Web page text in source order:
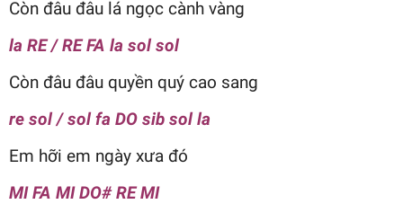
Còn đâu đâu lá ngọc cành vàng
la RE / RE FA la sol sol
Còn đâu đâu quyền quý cao sang
re sol / sol fa DO sib sol la
Em hỡi em ngày xưa đó
MI FA MI DO# RE MI